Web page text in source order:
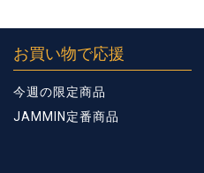
お買い物で応援
今週の限定商品
JAMMIN定番商品